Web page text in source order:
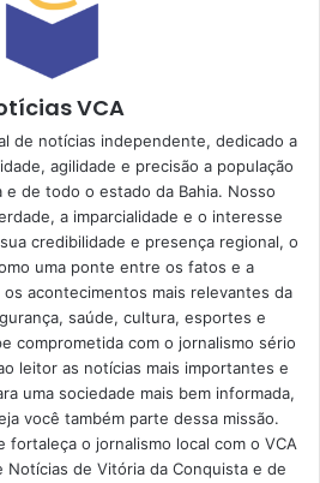
VCA
de notícias independente, dedicado a
agilidade e precisão a população
de todo o estado da Bahia. Nosso
a imparcialidade e o interesse
credibilidade e presença regional, o
uma ponte entre os fatos e a
acontecimentos mais relevantes da
saúde, cultura, esportes e
comprometida com o jornalismo sério
leitor as notícias mais importantes e
uma sociedade mais bem informada,
você também parte dessa missão.
fortaleça o jornalismo local com o VCA
de Vitória da Conquista e de